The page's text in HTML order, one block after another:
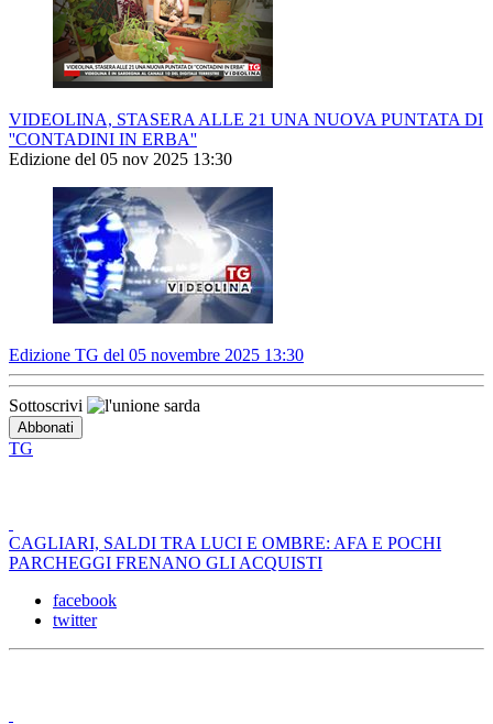
VIDEOLINA, STASERA ALLE 21 UNA NUOVA PUNTATA DI
''CONTADINI IN ERBA''
Edizione del 05 nov 2025 13:30
Edizione TG del 05 novembre 2025 13:30
Sottoscrivi
TG
CAGLIARI, SALDI TRA LUCI E OMBRE: AFA E POCHI
PARCHEGGI FRENANO GLI ACQUISTI
facebook
twitter